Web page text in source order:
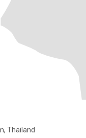
Thailand